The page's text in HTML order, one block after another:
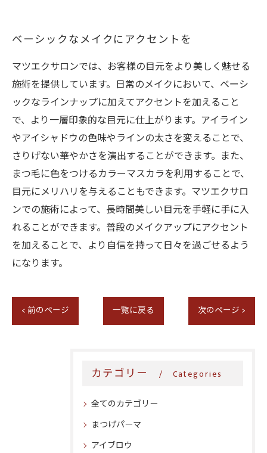
ベーシックなメイクにアクセントを
マツエクサロンでは、お客様の目元をより美しく魅せる
施術を提供しています。日常のメイクにおいて、ベーシ
ックなラインナップに加えてアクセントを加えること
で、より一層印象的な目元に仕上がります。アイライン
やアイシャドウの色味やラインの太さを変えることで、
さりげない華やかさを演出することができます。また、
まつ毛に色をつけるカラーマスカラを利用することで、
目元にメリハリを与えることもできます。マツエクサロ
ンでの施術によって、長時間美しい目元を手軽に手に入
れることができます。普段のメイクアップにアクセント
を加えることで、より自信を持って日々を過ごせるよう
になります。
< 前のページ 一覧に戻る 次のページ >
カテゴリー Categories
全てのカテゴリー
まつげパーマ
アイブロウ